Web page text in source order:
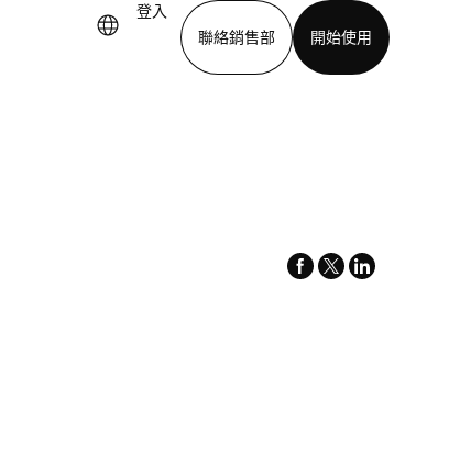
登入
聯絡銷售部
開始使用
facebook
x-
linkedin